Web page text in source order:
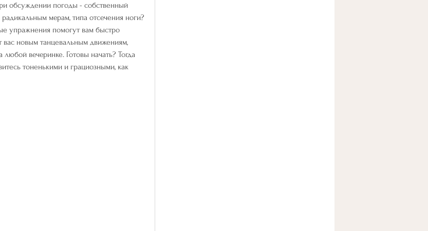
обсуждении погоды - собственный
радикальным мерам, типа отсечения ноги?
упражнения помогут вам быстро
вас новым танцевальным движениям,
вечеринке. Готовы начать? Тогда
тоненькими и грациозными, как